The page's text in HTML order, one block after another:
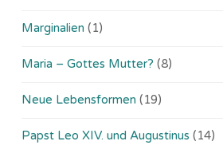
Marginalien (1)
Maria – Gottes Mutter? (8)
Neue Lebensformen (19)
Papst Leo XIV. und Augustinus (14)